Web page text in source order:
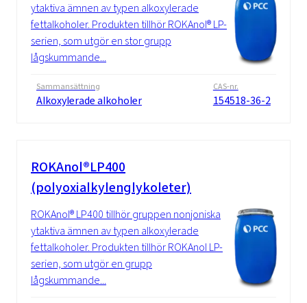
ytaktiva ämnen av typen alkoxylerade
fettalkoholer. Produkten tillhör ROKAnol® LP-
serien, som utgör en stor grupp
lågskummande...
Sammansättning
Alkoxylerade alkoholer
CAS-nr.
154518-36-2
ROKAnol®LP400
(polyoxialkylenglykoleter)
ROKAnol® LP400 tillhör gruppen nonjoniska
ytaktiva ämnen av typen alkoxylerade
fettalkoholer. Produkten tillhör ROKAnol LP-
serien, som utgör en grupp
lågskummande...